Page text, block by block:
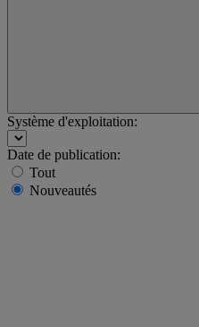
Système d'exploitation:
Date de publication:
Tout
Nouveautés